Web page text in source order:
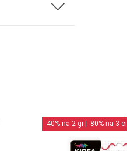
-40% na 2-gi | -80% na 3-ci